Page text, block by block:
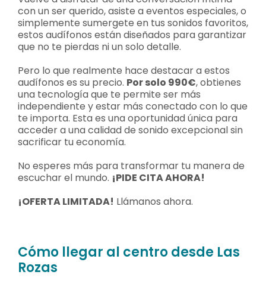
con un ser querido, asiste a eventos especiales, o
simplemente sumergete en tus sonidos favoritos,
estos audífonos están diseñados para garantizar
que no te pierdas ni un solo detalle.
Pero lo que realmente hace destacar a estos
audífonos es su precio. Por solo 990€, obtienes
una tecnología que te permite ser más
independiente y estar más conectado con lo que
te importa. Esta es una oportunidad única para
acceder a una calidad de sonido excepcional sin
sacrificar tu economía.
No esperes más para transformar tu manera de
escuchar el mundo. ¡PIDE CITA AHORA!
¡OFERTA LIMITADA! Llámanos ahora.
Cómo llegar al centro desde Las
Rozas